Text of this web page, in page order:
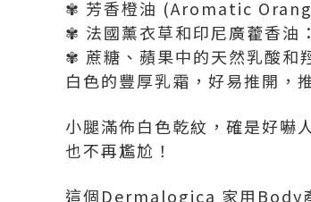
✾ 芳香橙油 (Aromatic
✾ 法國薰衣草和印尼廣藿香油
✾ 蔗糖、蘋果中的天然乳酸和
白色的豐厚乳霜，好易推開，
小腿滿佈白色乾紋，確是好嚇
也不再尷尬！
這個Dermalogica 家用Body